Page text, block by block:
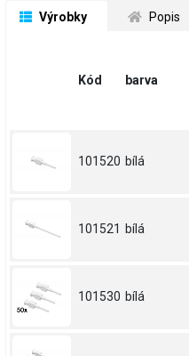
Výrobky Popis
Kód barva
101520 bílá
101521 bílá
101530 bílá